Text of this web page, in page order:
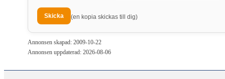
(en kopia skickas till dig)
Annonsen skapad: 2009-10-22
Annonsen uppdaterad: 2026-08-06